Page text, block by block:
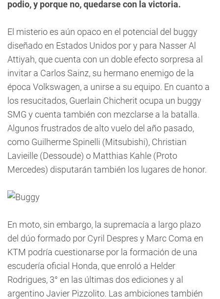
podio, y porque no, quedarse con la victoria.
El misterio es aún opaco en el potencial del buggy
diseñado en Estados Unidos por y para Nasser Al
Attiyah, que cuenta con un doble efecto sorpresa al
invitar a Carlos Sainz, su hermano enemigo de la
época Volkswagen, a unirse a su equipo. En cuanto a
los resucitados, Guerlain Chicherit ocupa un buggy
SMG y cuenta también con mezclarse a la batalla.
Algunos frustrados de alto vuelo del año pasado,
como Guilherme Spinelli (Mitsubishi), Christian
Lavieille (Dessoude) o Matthias Kahle (Proto
Mercedes) disputarán también los lugares de honor.
En moto, sin embargo, la supremacía a largo plazo
del dúo formado por Cyril Despres y Marc Coma en
KTM podría cuestionarse por la formación de una
escudería oficial Honda, que enroló a Helder
Rodrigues, 3° en las últimas dos ediciones y al
argentino Javier Pizzolito. Las ambiciones también